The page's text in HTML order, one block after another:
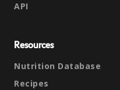
API
Resources
Nutrition Database
Recipes